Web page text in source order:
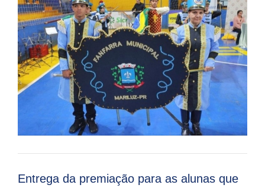
Entrega da premiação para as alunas que